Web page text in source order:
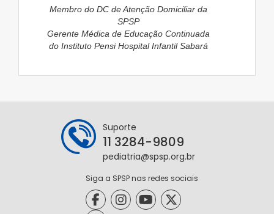
Membro do DC de Atenção Domiciliar da
SPSP
Gerente Médica de Educação Continuada
do Instituto Pensi Hospital Infantil Sabará
Suporte
11 3284-9809
pediatria@spsp.org.br
Siga a SPSP nas redes sociais